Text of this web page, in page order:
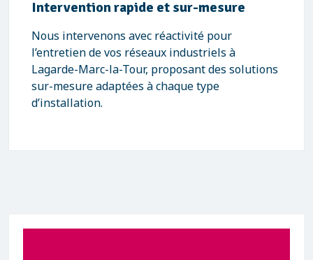
Intervention rapide et sur-mesure
Nous intervenons avec réactivité pour
l’entretien de vos réseaux industriels à
Lagarde-Marc-la-Tour, proposant des solutions
sur-mesure adaptées à chaque type
d’installation.